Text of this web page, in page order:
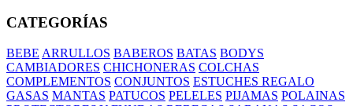
CATEGORÍAS
BEBE ARRULLOS BABEROS BATAS BODYS
CAMBIADORES CHICHONERAS COLCHAS
COMPLEMENTOS CONJUNTOS ESTUCHES REGALO
GASAS MANTAS PATUCOS PELELES PIJAMAS POLAINAS